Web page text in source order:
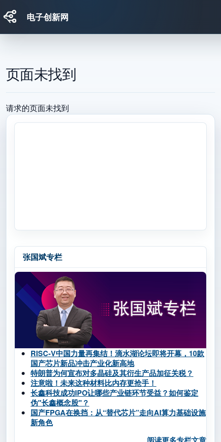
电子创新网
页面未找到
请求的页面未找到
张国斌专栏
RISC-V中国力量再集结！滴水湖论坛即将开幕，10款
国产芯片新品冲击产业化新高地
特朗普为何宣布对多晶硅及其衍生产品加征关税？
注意啦！未来这种材料比内存更抢手！
长鑫科技成功IPO让哪些产业链环节受益？如何鉴定
伪"长鑫概念股"？
国产FPGA在换挡：从“替代芯片”走向AI算力基础设施
新角色
阅读更多专栏文章